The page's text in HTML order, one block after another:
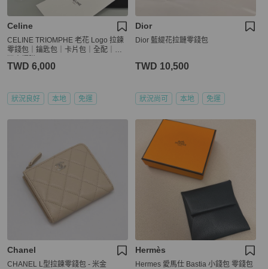
Celine
CELINE TRIOMPHE 老花 Logo 拉鍊
零錢包｜鑰匙包｜卡片包｜全配｜台
TWD 6,000
狀況良好 本地 免運
Dior
Dior 藍緹花拉鏈零錢包
TWD 10,500
狀況尚可 本地 免運
Chanel
CHANEL L型拉鍊零錢包 - 米金
Hermès
Hermes 愛馬仕 Bastia 小錢包 零錢包